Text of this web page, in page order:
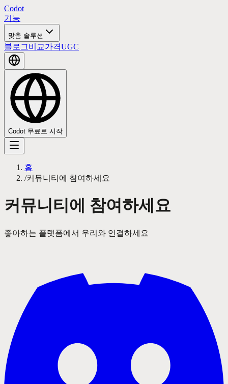
Codot
기능
맞춤 솔루션
블로그비교가격UGC
Codot 무료로 시작
홈
/커뮤니티에 참여하세요
커뮤니티에 참여하세요
좋아하는 플랫폼에서 우리와 연결하세요